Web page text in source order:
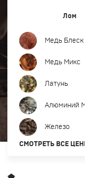
Закупка
Контакты
Прием лома цветных
Лом
Медь Блеск
Медь Микс
Латунь
Алюминий
Железо
СМОТРЕТЬ ВСЕ